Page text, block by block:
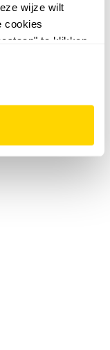
wijze wilt
cookies
te klikken.